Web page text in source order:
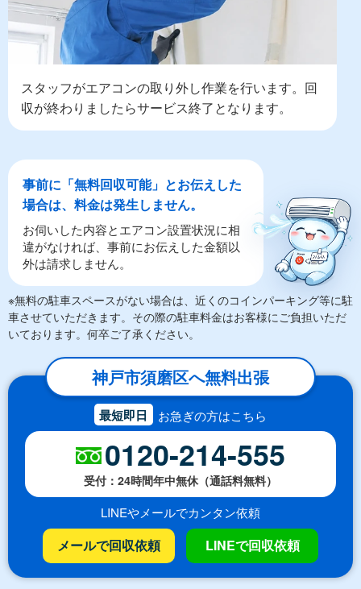
スタッフがエアコンの取り外し作業を行います。回
収が終わりましたらサービス終了となります。
事前に「無料回収可能」とお伝えした
場合は、料金は発生しません。
お伺いした内容とエアコン設置状況に相
違がなければ、事前にお伝えした金額以
外は請求しません。
※無料の駐車スペースがない場合は、近くのコインパーキング等に駐
車させていただきます。その際の駐車料金はお客様にご負担いただ
いております。何卒ご了承ください。
神戸市須磨区へ無料出張
最短即日 お急ぎの方はこちら
0120-214-555
受付：24時間年中無休（通話料無料）
LINEやメールでカンタン依頼
メールで回収依頼 LINEで回収依頼